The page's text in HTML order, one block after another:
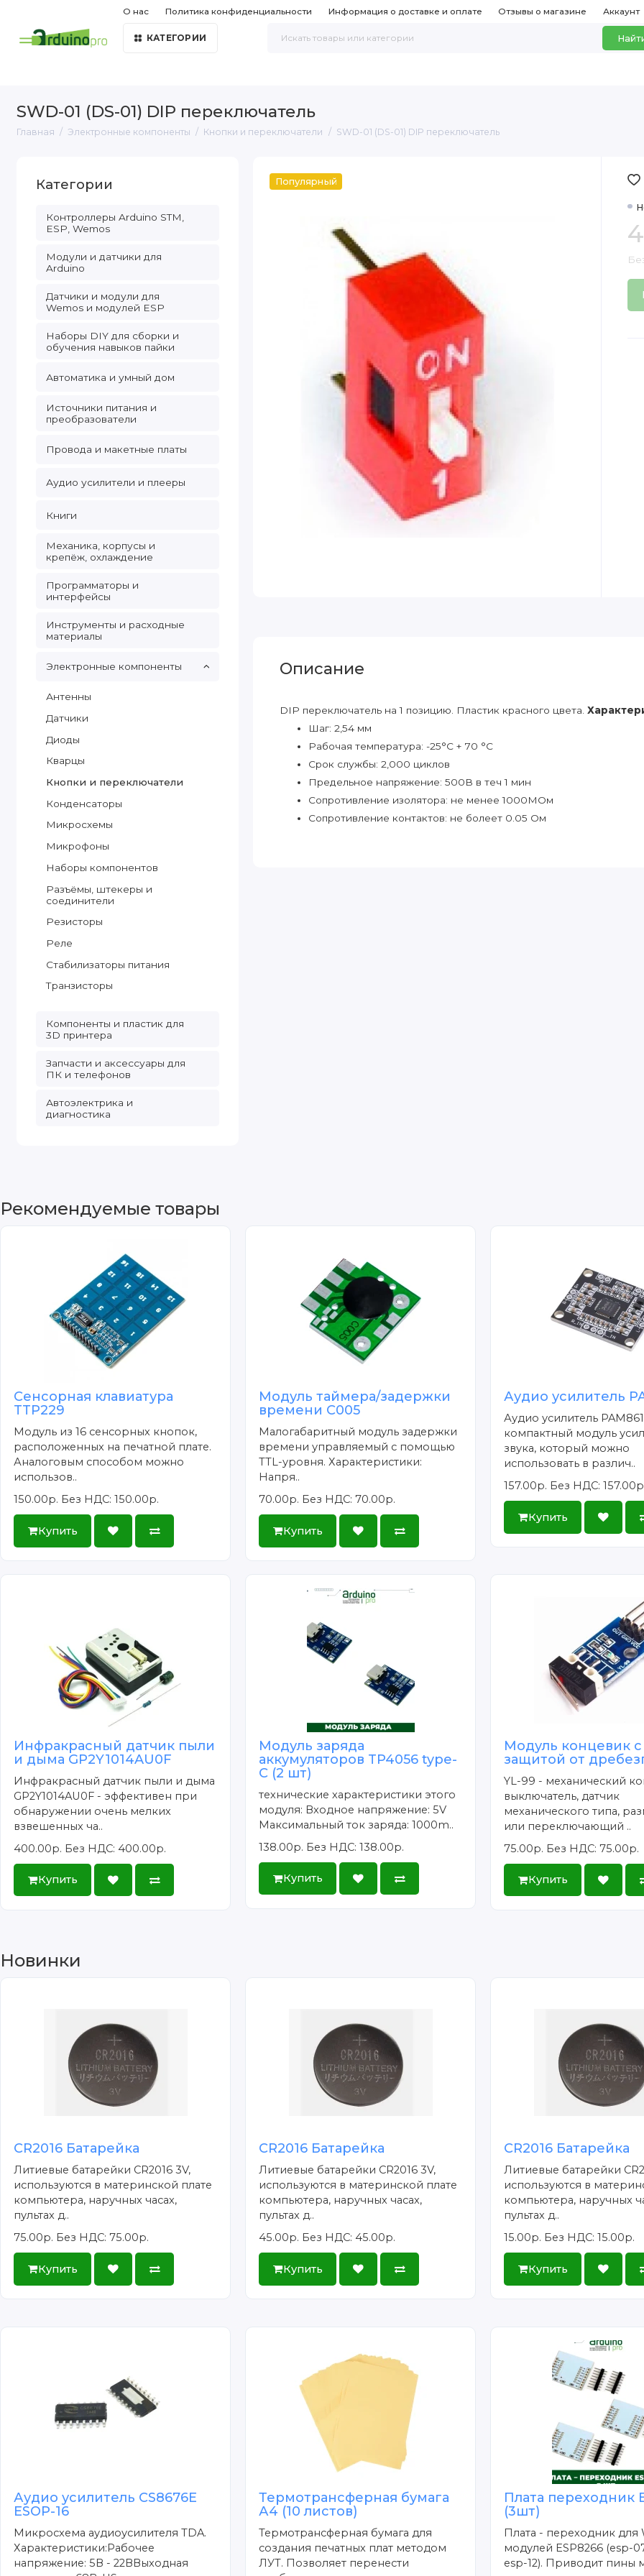
О нас Политика конфиденциальности Информация о доставке и оплате Отзывы о магазине Аккаунт
КАТЕГОРИИ
SWD-01 (DS-01) DIP переключатель
Главная Электронные компоненты Кнопки и переключатели SWD-01 (DS-01) DIP переключатель
Категории
Контроллеры Arduino STM,
ESP, Wemos
Модули и датчики для
Arduino
Датчики и модули для
Wemos и модулей ESP
Наборы DIY для сборки и
обучения навыков пайки
Автоматика и умный дом
Источники питания и
преобразователи
Провода и макетные платы
Аудио усилители и плееры
Книги
Механика, корпусы и
крепёж, охлаждение
Программаторы и
интерфейсы
Инструменты и расходные
материалы
Электронные компоненты
Антенны
Датчики
Диоды
Кварцы
Кнопки и переключатели
Конденсаторы
Микросхемы
Микрофоны
Наборы компонентов
Разъёмы, штекеры и
соединители
Резисторы
Реле
Стабилизаторы питания
Транзисторы
Компоненты и пластик для
3D принтера
Запчасти и аксессуары для
ПК и телефонов
Автоэлектрика и
диагностика
Популярный
Описание
DIP переключатель на 1 позицию. Пластик красного цвета.
Шаг: 2,54 мм
Рабочая температура: -25°C + 70 °C
Срок службы: 2,000 циклов
Предельное напряжение: 500В в теч 1 мин
Сопротивление изолятора: не менее 1000МОм
Сопротивление контактов: не болеет 0.05 Ом
Рекомендуемые товары
Сенсорная клавиатура
TTP229
Модуль из 16 сенсорных кнопок,
расположенных на печатной плате.
Аналоговым способом можно
использов..
150.00р. Без НДС: 150.00р.
Купить
Модуль таймера/задержки
времени C005
Малогабаритный модуль задержки
времени управляемый с помощью
TTL-уровня. Характеристики:
Напря..
70.00р. Без НДС: 70.00р.
Купить
Аудио усилитель
Аудио усилитель
компактный модуль
звука, который можно
использовать в различ..
157.00р. Без НДС:
Купить
Инфракрасный датчик пыли
и дыма GP2Y1014AU0F
Инфракрасный датчик пыли и дыма
GP2Y1014AU0F - эффективен при
обнаружении очень мелких
взвешенных ча..
400.00р. Без НДС: 400.00р.
Купить
Модуль заряда
аккумуляторов TP4056 type-
C (2 шт)
технические характеристики этого
модуля: Входное напряжение: 5V
Максимальный ток заряда: 1000m..
138.00р. Без НДС: 138.00р.
Купить
Модуль концевик с
защитой от
YL-99 - механический
выключатель, датчик
механического типа,
или переключающий ..
75.00р. Без НДС: 75.00р.
Купить
Новинки
CR2016 Батарейка
Литиевые батарейки CR2016 3V,
используются в материнской плате
компьютера, наручных часах,
пультах д..
75.00р. Без НДС: 75.00р.
Купить
CR2016 Батарейка
Литиевые батарейки CR2016 3V,
используются в материнской плате
компьютера, наручных часах,
пультах д..
45.00р. Без НДС: 45.00р.
Купить
CR2016 Батарейка
Литиевые батарейки
используются в
компьютера, наручных
пультах д..
15.00р. Без НДС: 15.00р.
Купить
Аудио усилитель CS8676E
ESOP-16
Микросхема аудиоусилителя TDA.
Характеристики:Рабочее
напряжение: 5В - 22ВВыходная
Термотрансферная бумага
А4 (10 листов)
Термотрансферная бумага для
создания печатных плат методом
ЛУТ. Позволяет перенести
Плата переходник
(3шт)
Плата - переходник для
модулей ESP8266 (esp-
esp-12). Приводит пины